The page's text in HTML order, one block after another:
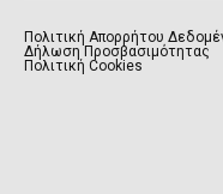
Πολιτική Απορρήτου
Δήλωση Προσβασιμότητας
Πολιτική Cookies